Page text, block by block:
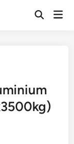
Open